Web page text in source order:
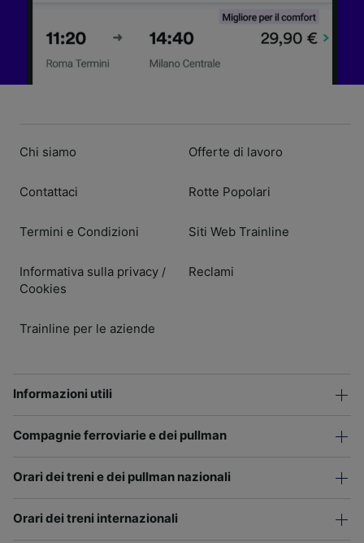
Chi siamo
Contattaci
Termini e Condizioni
Informativa sulla privacy /
Cookies
Trainline per le aziende
Offerte di lavoro
Rotte Popolari
Siti Web Trainline
Reclami
Informazioni utili
Compagnie ferroviarie e dei pullman
Orari dei treni e dei pullman nazionali
Orari dei treni internazionali